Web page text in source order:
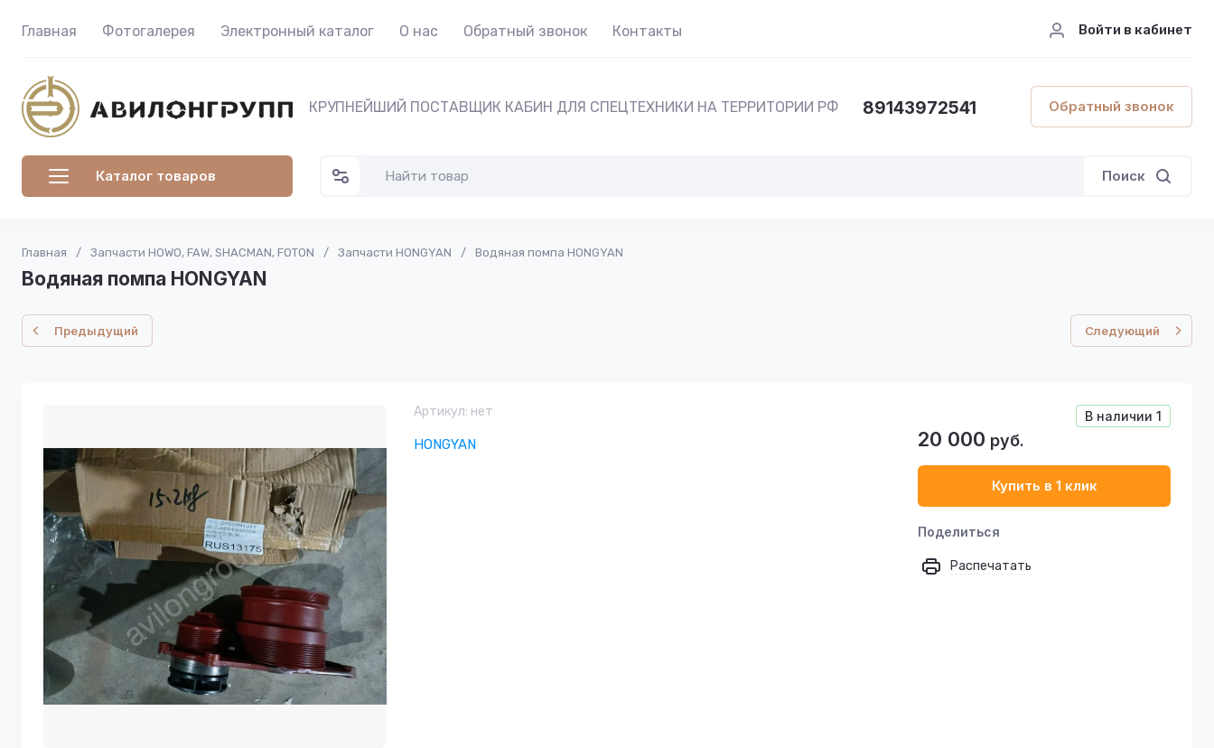
Главная Фотогалерея Электронный каталог О нас Обратный звонок Контакты Войти в кабинет
КРУПНЕЙШИЙ ПОСТАВЩИК КАБИН ДЛЯ СПЕЦТЕХНИКИ НА ТЕРРИТОРИИ РФ 89143972541 Обратный звонок
Каталог товаров Поиск
Главная / Запчасти HOWO, FAW, SHACMAN, FOTON / Запчасти HONGYAN / Водяная помпа HONGYAN
Водяная помпа HONGYAN
Предыдущий Следующий
Артикул: нет
HONGYAN
В наличии 1
20 000 руб.
Купить в 1 клик
Поделиться
Распечатать